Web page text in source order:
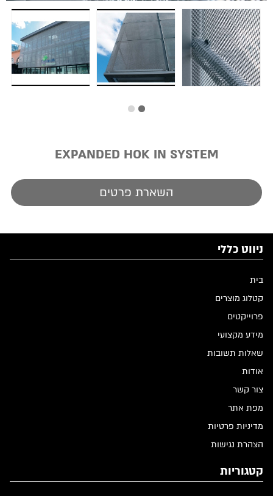
EXPANDED HOK IN SYSTEM
השארת פרטים
ניווט כללי
בית
קטלוג מוצרים
פרוייקטים
מידע מקצועי
שאלות תשובות
אודות
צור קשר
מפת אתר
מדיניות פרטיות
הצהרת נגישות
קטגוריות